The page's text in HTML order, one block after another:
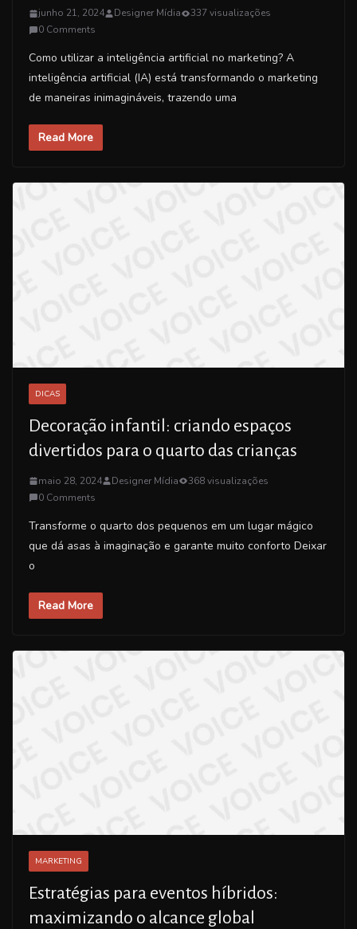
junho 21, 2024 Designer Mídia
337 visualizações
0 Comments
Como utilizar a inteligência artificial no marketing? A
inteligência artificial (IA) está transformando o marketing
de maneiras inimagináveis, trazendo uma
Read More
DICAS
Decoração infantil: criando espaços
divertidos para o quarto das crianças
maio 28, 2024 Designer Mídia
368 visualizações
0 Comments
Transforme o quarto dos pequenos em um lugar mágico
que dá asas à imaginação e garante muito conforto Deixar
o
Read More
MARKETING
Estratégias para eventos híbridos:
maximizando o alcance global